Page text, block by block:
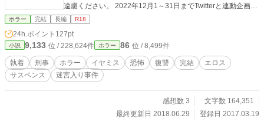
遠慮ください。 2022年12月1～31日までTwitterと連動企画し
ます！ 詳しくは近況ボードにて確認下さい。 皆様、今年も
後１ヶ月と少しですが宜しくお願いします！ お気に入り登録
＆感想（短くてもＯＫです）も、お待ちしております♪ ＊毎
年（節目）、読み返してみると好きなキャラが変わったり、
感じ方 や受け取り方も違ってくる内容となっております。
ホラー 完結 長編 R18
24h.ポイント 127pt
小説 9,133 位 / 228,624件 ホラー 86 位 / 8,499件
執着 刑事 ホラー イヤミス 恐怖 復讐 完結
エロス
サスペンス
迷宮入り事件
感想数 3
文字数 164,351
最終更新日 2018.06.29
登録日 2017.03.19